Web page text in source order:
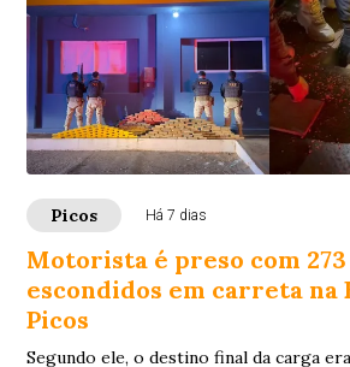
Picos Há 7 dias
Motorista é preso com
escondidos em carreta na
Picos
Segundo ele, o destino final da carga